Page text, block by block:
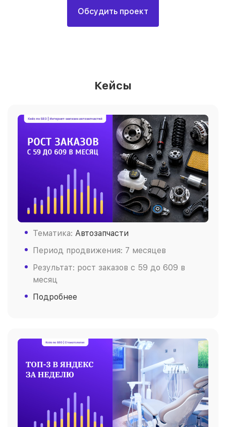
Обсудить проект
Кейсы
Тематика: Автозапчасти
Период продвижения: 7 месяцев
Результат: рост заказов c 59 до 609 в
месяц
Подробнее